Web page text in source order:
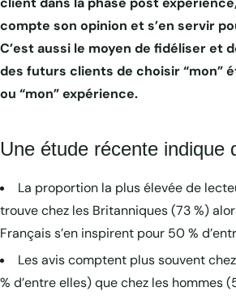
compte son opinion et s’en servir
C’est aussi le moyen de fidéliser et
des futurs clients de choisir “mon”
ou “mon” expérience.
Une étude récente indique
La proportion la plus élevée de
trouve chez les Britanniques (73 %)
Français s’en inspirent pour 50 %
Les avis comptent plus souvent
% d’entre elles) que chez les hommes